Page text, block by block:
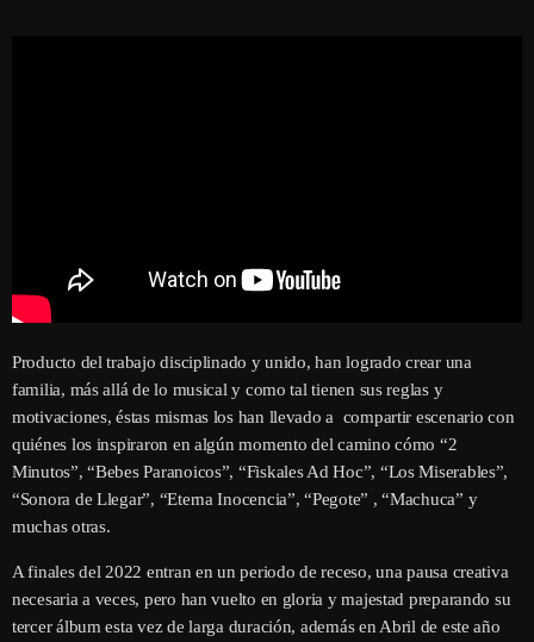
Producto del trabajo disciplinado y unido, han logrado crear una
familia, más allá de lo musical y como tal tienen sus reglas y
motivaciones, éstas mismas los han llevado a compartir escenario con
quiénes los inspiraron en algún momento del camino cómo “2
Minutos”, “Bebes Paranoicos”, “Fiskales Ad Hoc”, “Los Miserables”,
“Sonora de Llegar”, “Eterna Inocencia”, “Pegote” , “Machuca” y
muchas otras.
A finales del 2022 entran en un periodo de receso, una pausa creativa
necesaria a veces, pero han vuelto en gloria y majestad preparando su
tercer álbum esta vez de larga duración, además en Abril de este año